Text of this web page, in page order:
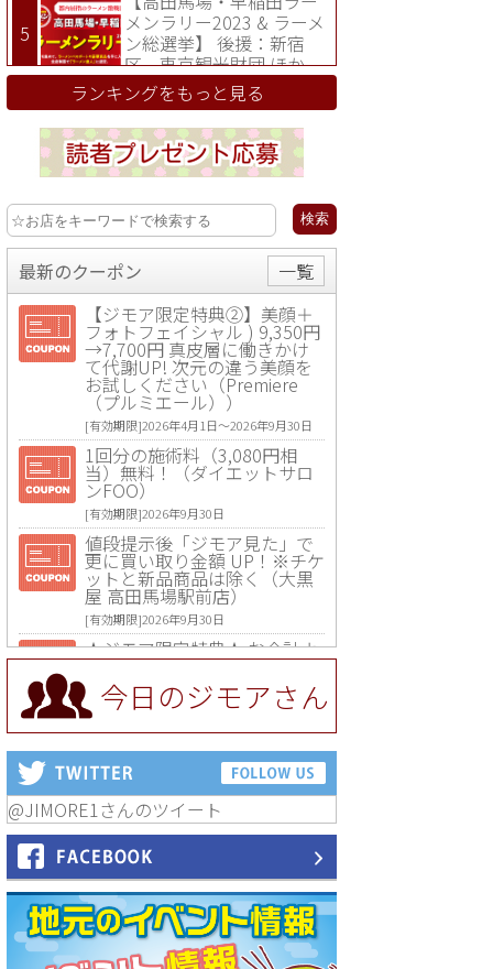
メンラリー2023 & ラーメ
ン総選挙】 後援：新宿
区、東京観光財団 ほか
ランキングをもっと見る
最新のクーポン
一覧
【ジモア限定特典②】美顔＋
フォトフェイシャル ) 9,350円
→7,700円 真皮層に働きかけ
て代謝UP! 次元の違う美顔を
お試しください（Premiere
（プルミエール））
[有効期限]2026年4月1日〜2026年9月30日
1回分の施術料（3,080円相
当）無料！（ダイエットサロ
ンFOO）
[有効期限]2026年9月30日
値段提示後「ジモア見た」で
更に買い取り金額 UP！※チケ
ットと新品商品は除く（大黒
屋 高田馬場駅前店）
[有効期限]2026年9月30日
★ジモア限定特典★ お会計よ
り全品5％OFF（ナチュラル＆
ハンドメイドショップ［マキ
マキ］）
[有効期限]2026年9月30日まで
【ジモア限定①】初回割引 特
価 VIO脱毛11,000円⇒8,800円
（メンズ専門ワックス脱毛サ
ロン Mickle（ミックル））
【ジモア読者特典2】コース 3,
500円→3,000円（料理5品+2
時間飲み放題）（創作イタリ
アン Pia Cuore（ピアクオー
レ））
[有効期限]2026年9月30日
今日のジモアさん
@JIMORE1さんのツイート